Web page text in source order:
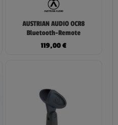
AUSTRIAN AUDIO OCR8
Bluetooth-Remote
119,00€